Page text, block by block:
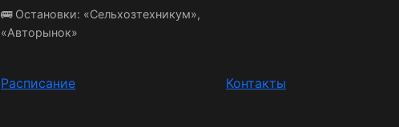
🚌 Остановки: «Сельхозтехникум»,
«Авторынок»
Расписание Контакты